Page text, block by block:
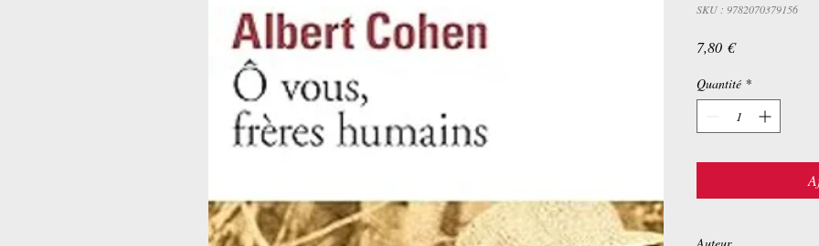
SKU : 9782070379156
7,80 €Prix
Quantité *